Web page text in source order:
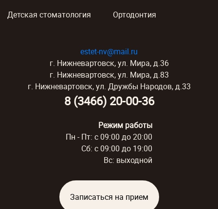
Детская стоматология Ортодонтия
estet-nv@mail.ru
г. Нижневартовск, ул. Мира, д.36
г. Нижневартовск, ул. Мира, д.83
г. Нижневартовск, ул. Дружбы Народов, д.33
8 (3466) 20-00-36
Режим работы
Пн - Пт: с 09:00 до 20:00
Сб: с 09:00 до 19:00
Вс: выходной
Записаться на прием